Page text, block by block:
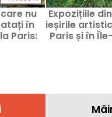
nu
în
Paris:
Expozițiile
ieșirile
Paris și în